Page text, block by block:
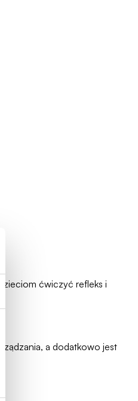
ćwiczyć refleks i
a dodatkowo jest